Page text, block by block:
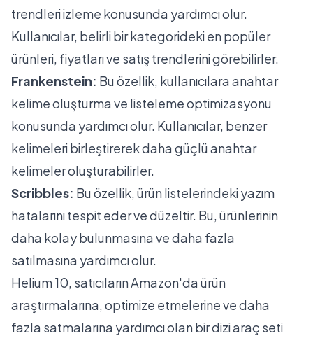
trendleri izleme konusunda yardımcı olur.
Kullanıcılar, belirli bir kategorideki en popüler
ürünleri, fiyatları ve satış trendlerini görebilirler.
Frankenstein: Bu özellik, kullanıcılara anahtar
kelime oluşturma ve listeleme optimizasyonu
konusunda yardımcı olur. Kullanıcılar, benzer
kelimeleri birleştirerek daha güçlü anahtar
kelimeler oluşturabilirler.
Scribbles: Bu özellik, ürün listelerindeki yazım
hatalarını tespit eder ve düzeltir. Bu, ürünlerinin
daha kolay bulunmasına ve daha fazla
satılmasına yardımcı olur.
Helium 10, satıcıların Amazon'da ürün
araştırmalarına, optimize etmelerine ve daha
fazla satmalarına yardımcı olan bir dizi araç seti